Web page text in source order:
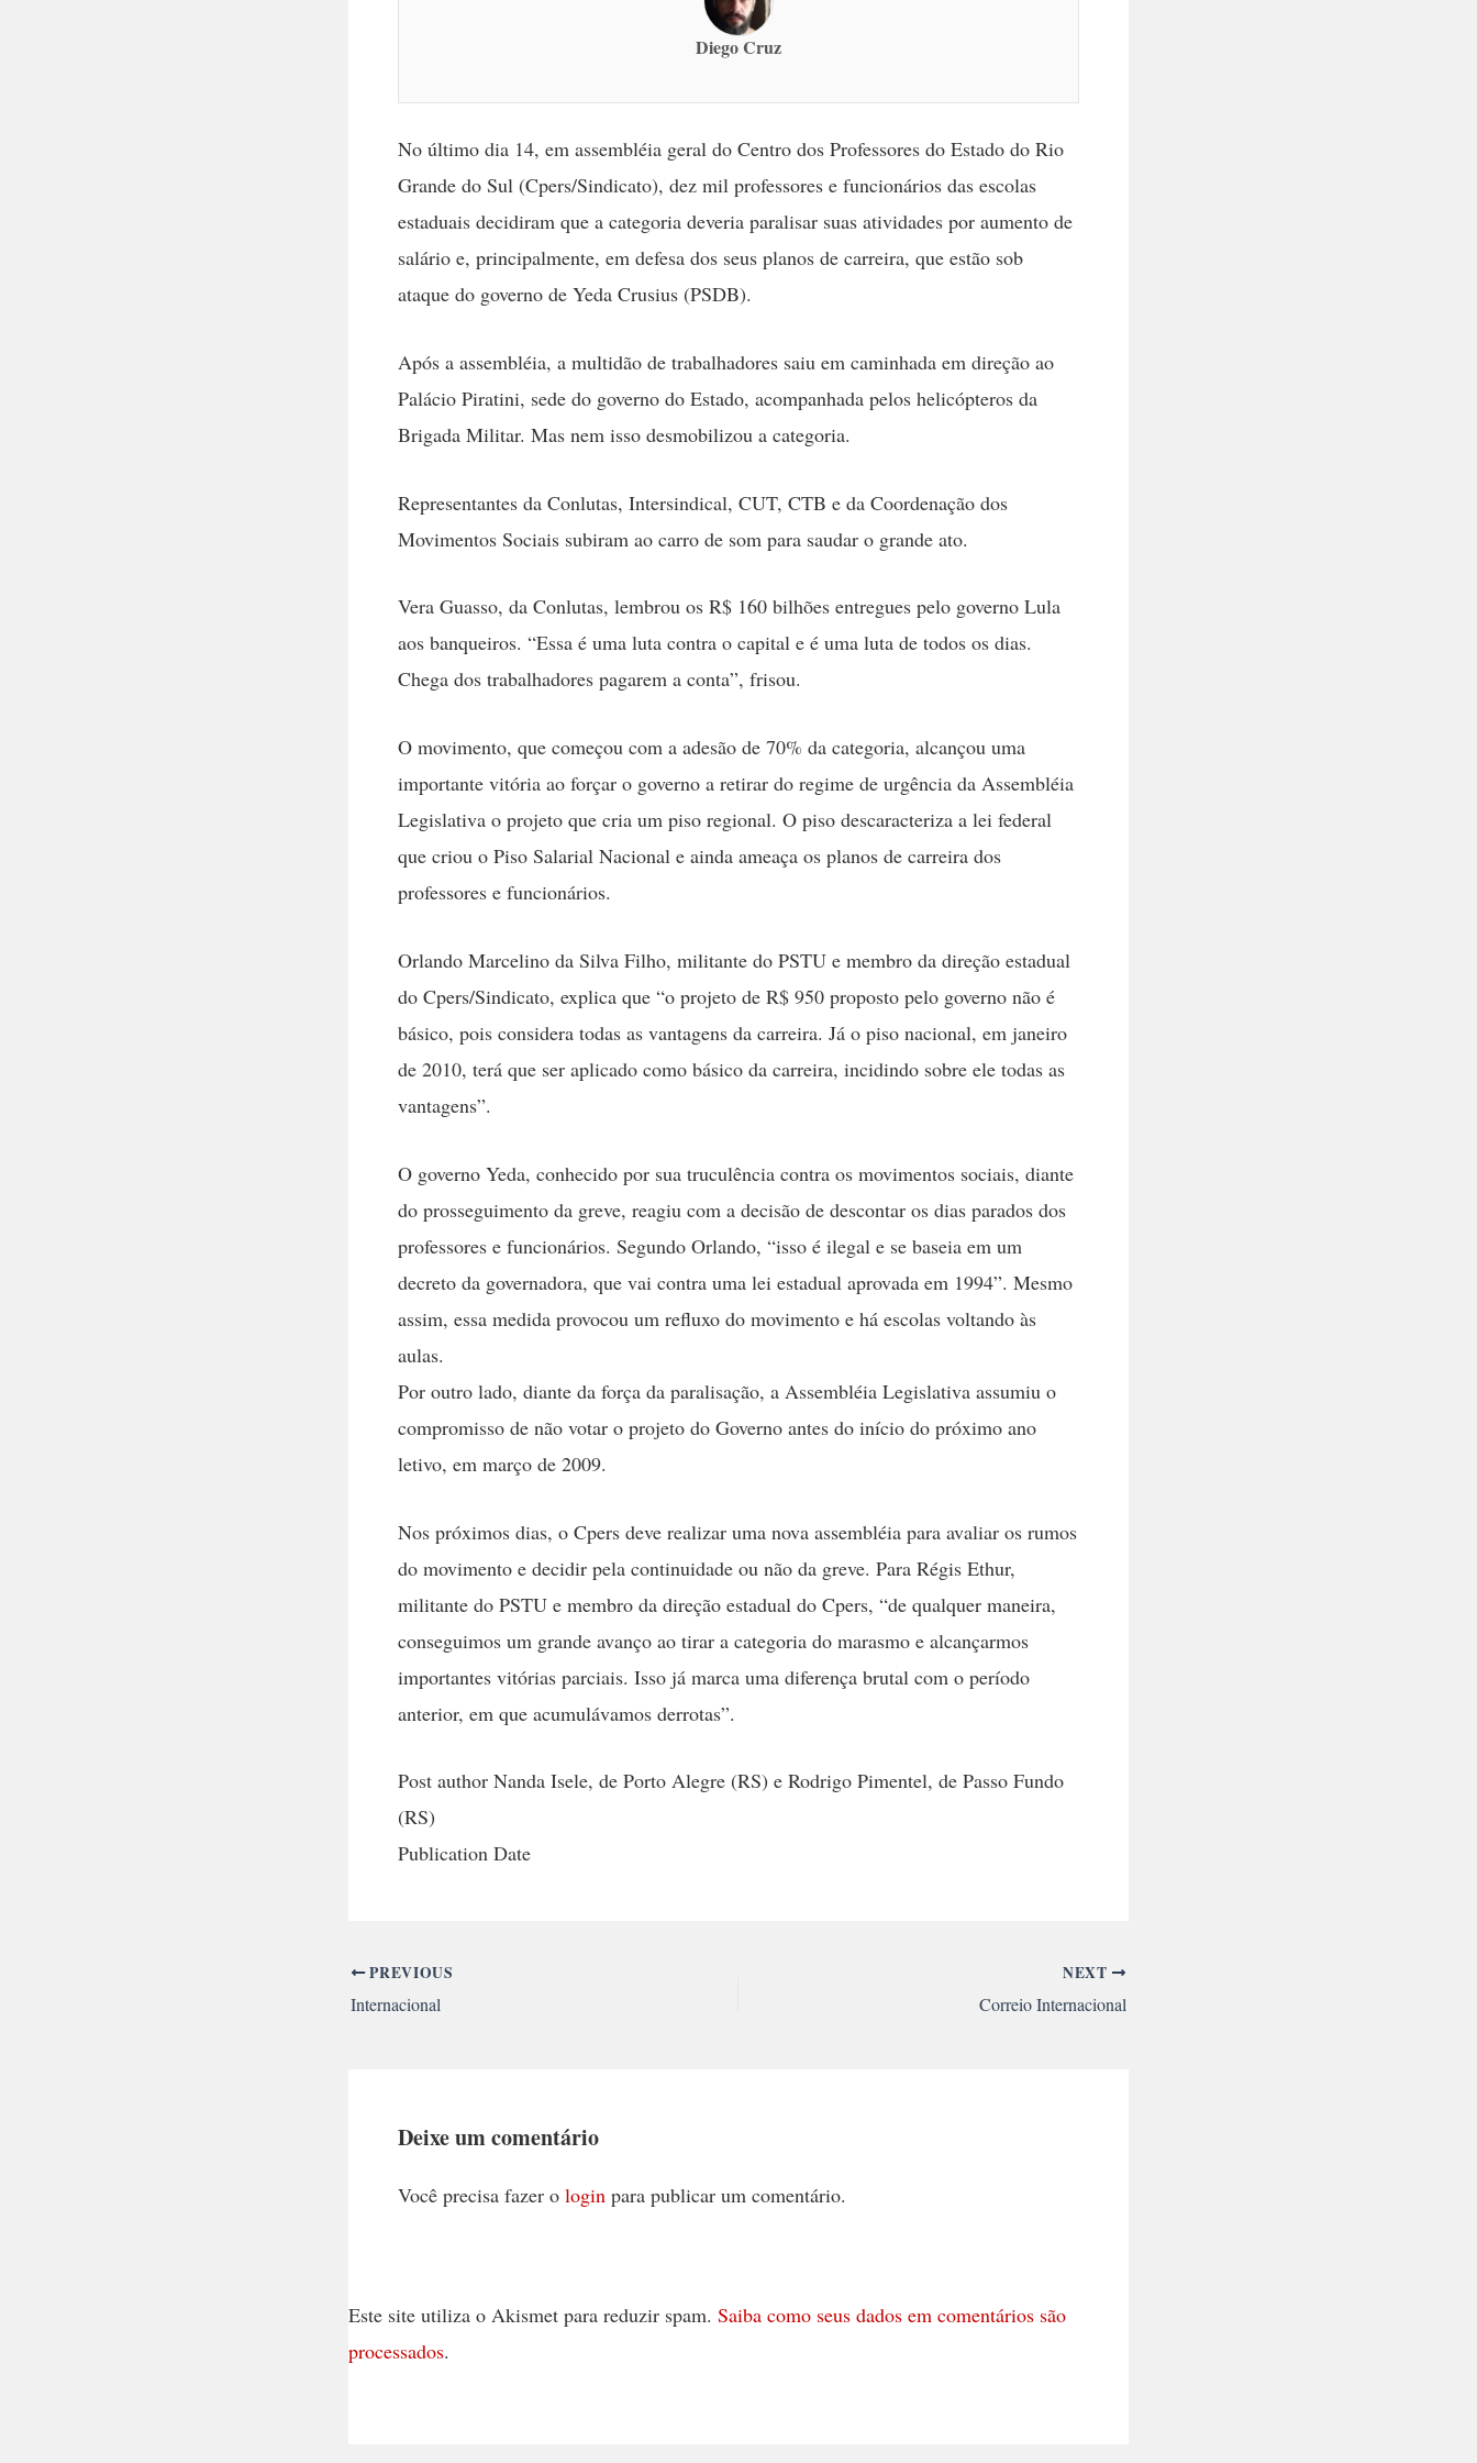
Diego Cruz
No último dia 14, em assembléia geral do Centro dos Professores do Estado do Rio
Grande do Sul (Cpers/Sindicato), dez mil professores e funcionários das escolas
estaduais decidiram que a categoria deveria paralisar suas atividades por aumento de
salário e, principalmente, em defesa dos seus planos de carreira, que estão sob
ataque do governo de Yeda Crusius (PSDB).
Após a assembléia, a multidão de trabalhadores saiu em caminhada em direção ao
Palácio Piratini, sede do governo do Estado, acompanhada pelos helicópteros da
Brigada Militar. Mas nem isso desmobilizou a categoria.
Representantes da Conlutas, Intersindical, CUT, CTB e da Coordenação dos
Movimentos Sociais subiram ao carro de som para saudar o grande ato.
Vera Guasso, da Conlutas, lembrou os R$ 160 bilhões entregues pelo governo Lula
aos banqueiros. “Essa é uma luta contra o capital e é uma luta de todos os dias.
Chega dos trabalhadores pagarem a conta”, frisou.
O movimento, que começou com a adesão de 70% da categoria, alcançou uma
importante vitória ao forçar o governo a retirar do regime de urgência da Assembléia
Legislativa o projeto que cria um piso regional. O piso descaracteriza a lei federal
que criou o Piso Salarial Nacional e ainda ameaça os planos de carreira dos
professores e funcionários.
Orlando Marcelino da Silva Filho, militante do PSTU e membro da direção estadual
do Cpers/Sindicato, explica que “o projeto de R$ 950 proposto pelo governo não é
básico, pois considera todas as vantagens da carreira. Já o piso nacional, em janeiro
de 2010, terá que ser aplicado como básico da carreira, incidindo sobre ele todas as
vantagens”.
O governo Yeda, conhecido por sua truculência contra os movimentos sociais, diante
do prosseguimento da greve, reagiu com a decisão de descontar os dias parados dos
professores e funcionários. Segundo Orlando, “isso é ilegal e se baseia em um
decreto da governadora, que vai contra uma lei estadual aprovada em 1994”. Mesmo
assim, essa medida provocou um refluxo do movimento e há escolas voltando às
aulas.
Por outro lado, diante da força da paralisação, a Assembléia Legislativa assumiu o
compromisso de não votar o projeto do Governo antes do início do próximo ano
letivo, em março de 2009.
Nos próximos dias, o Cpers deve realizar uma nova assembléia para avaliar os rumos
do movimento e decidir pela continuidade ou não da greve. Para Régis Ethur,
militante do PSTU e membro da direção estadual do Cpers, “de qualquer maneira,
conseguimos um grande avanço ao tirar a categoria do marasmo e alcançarmos
importantes vitórias parciais. Isso já marca uma diferença brutal com o período
anterior, em que acumulávamos derrotas”.
Post author Nanda Isele, de Porto Alegre (RS) e Rodrigo Pimentel, de Passo Fundo
(RS)
Publication Date
PREVIOUS
Internacional
NEXT
Correio Internacional
Deixe um comentário
Você precisa fazer o login para publicar um comentário.
Este site utiliza o Akismet para reduzir spam. Saiba como seus dados em comentários são
processados.